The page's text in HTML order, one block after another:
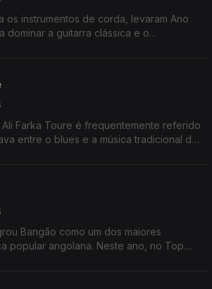
os instrumentos de corda, levaram Ano
dominar a guitarra clássica e o
Ali Farka Toure é frequentemente referido
entre o blues e a música tradicional da
Bangão como um dos maiores
popular angolana. Neste ano, no Top